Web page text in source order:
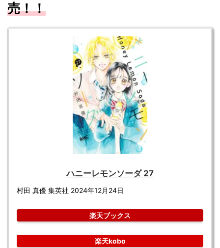
売！！
ハニーレモンソーダ 27
村田 真優 集英社 2024年12月24日
楽天ブックス
楽天kobo